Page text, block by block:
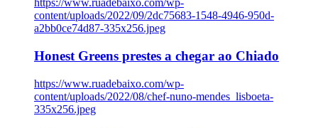
https://www.ruadebaixo.com/wp-
content/uploads/2022/09/2dc75683-1548-4946-950d-
a2bb0ce74d87-335x256.jpeg
Honest Greens prestes a chegar ao Chiado
https://www.ruadebaixo.com/wp-
content/uploads/2022/08/chef-nuno-mendes_lisboeta-
335x256.jpeg